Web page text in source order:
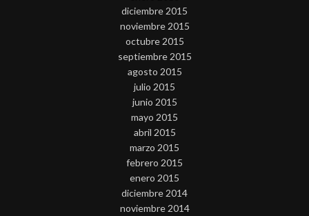
diciembre 2015
noviembre 2015
octubre 2015
septiembre 2015
agosto 2015
julio 2015
junio 2015
mayo 2015
abril 2015
marzo 2015
febrero 2015
enero 2015
diciembre 2014
noviembre 2014